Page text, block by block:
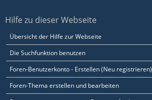
Hilfe zu dieser Webseite
Übersicht der Hilfe zur Webseite
Die Suchfunktion benutzen
Foren-Benutzerkonto - Erstellen (Neu registrieren)
Foren-Thema erstellen und bearbeiten